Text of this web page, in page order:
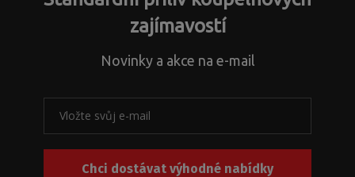
řešení
problematikou
našim
produktům
nebo
zajímavostí
Novinky a akce na e-mail
Chci dostávat výhodné nabídky